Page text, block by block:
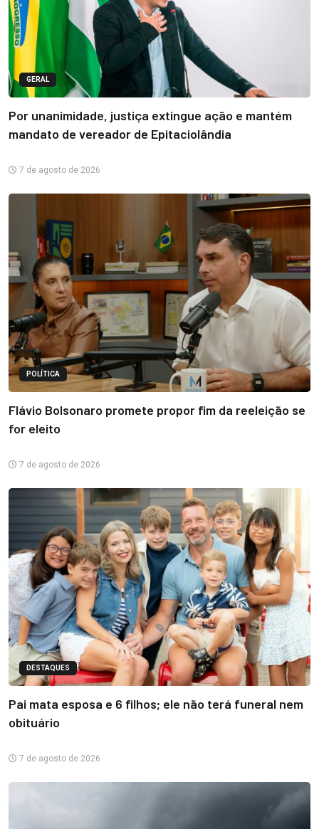
GERAL
Por unanimidade, justiça extingue ação e mantém
mandato de vereador de Epitaciolândia
7 de agosto de 2026
POLÍTICA
Flávio Bolsonaro promete propor fim da reeleição se
for eleito
7 de agosto de 2026
DESTAQUES
Pai mata esposa e 6 filhos; ele não terá funeral nem
obituário
7 de agosto de 2026